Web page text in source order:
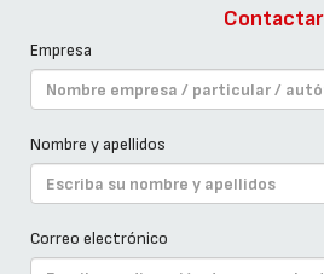
Empresa
Nombre y apellidos
Correo electrónico